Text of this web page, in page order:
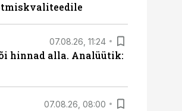
07.08.26, 11:24
hinnad alla. Analüütik:
07.08.26, 08:00